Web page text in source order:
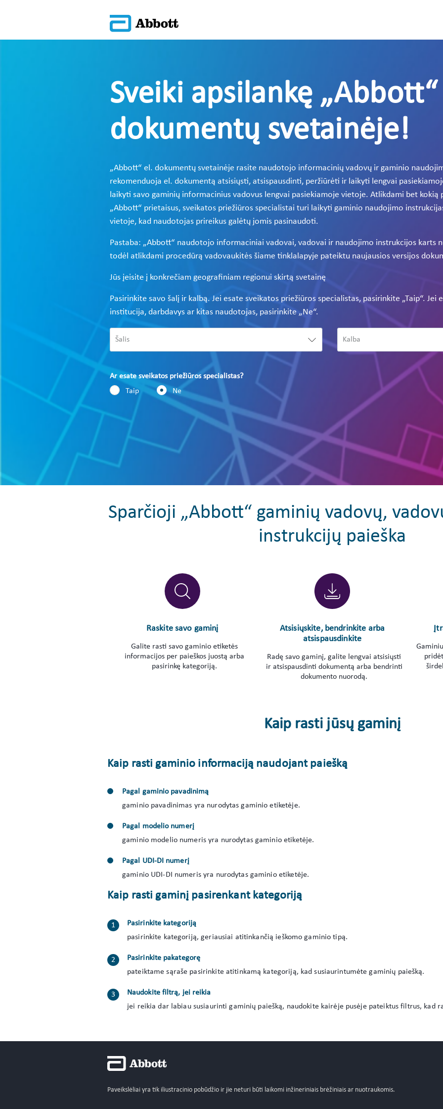
Sveiki apsilankę
dokumentų svetainėje!
„Abbott“ el. dokumentų svetainėje rasite naudotojo informacinių vadovų ir gaminio
rekomenduoja el. dokumentą atsisiųsti, atsispausdinti, peržiūrėti ir laikyti lengvai
laikyti savo gaminių informacinius vadovus lengvai pasiekiamoje vietoje. Atlikdami bet kokią
„Abbott“ prietaisus, sveikatos priežiūros specialistai turi laikyti gaminio naudojimo
vietoje, kad naudotojas prireikus galėtų jomis pasinaudoti.
Pastaba: „Abbott“ naudotojo informaciniai vadovai, vadovai ir naudojimo instrukcijos karts
todėl atlikdami procedūrą vadovaukitės šiame tinklalapyje pateiktu naujausios versijos
Jūs įeisite į konkrečiam geografiniam regionui skirtą svetainę
Pasirinkite savo šalį ir kalbą. Jei esate sveikatos priežiūros specialistas, pasirinkite „Taip“. Jei
institucija, darbdavys ar kitas naudotojas, pasirinkite „Ne“.
Ar esate sveikatos priežiūros specialistas?
Taip
Ne
Sparčioji „Abbott“ gaminių vadovų,
instrukcijų paieška
Raskite savo gaminį
Galite rasti savo gaminio etiketės
informacijos per paieškos juostą arba
pasirinkę kategoriją.
Atsisiųskite, bendrinkite arba
atsispausdinkite
Radę savo gaminį, galite lengvai atsisiųsti
ir atsispausdinti dokumentą arba bendrinti
dokumento nuorodą.
Kaip rasti jūsų gaminį
Kaip rasti gaminio informaciją naudojant paiešką
Pagal gaminio pavadinimą
gaminio pavadinimas yra nurodytas gaminio etiketėje.
Pagal modelio numerį
gaminio modelio numeris yra nurodytas gaminio etiketėje.
Pagal UDI-DI numerį
gaminio UDI-DI numeris yra nurodytas gaminio etiketėje.
Kaip rasti gaminį pasirenkant kategoriją
Pasirinkite kategoriją
pasirinkite kategoriją, geriausiai atitinkančią ieškomo gaminio tipą.
Pasirinkite pakategorę
pateiktame sąraše pasirinkite atitinkamą kategoriją, kad susiaurintumėte gaminių paiešką.
Naudokite filtrą, jei reikia
jei reikia dar labiau susiaurinti gaminių paiešką, naudokite kairėje pusėje pateiktus filtrus, kad
Paveikslėliai yra tik iliustracinio pobūdžio ir jie neturi būti laikomi inžineriniais brėžiniais ar nuotraukomis.